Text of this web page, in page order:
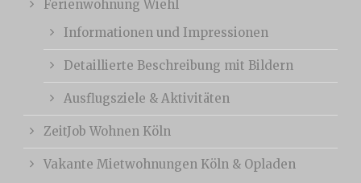
Ferienwohnung Wiehl
Informationen und Impressionen
Detaillierte Beschreibung mit Bildern
Ausflugsziele & Aktivitäten
ZeitJob Wohnen Köln
Vakante Mietwohnungen Köln & Opladen